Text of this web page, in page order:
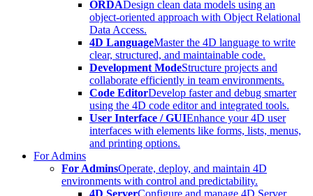
ORDADesign clean data models using an
object-oriented approach with Object Relational
Data Access.
4D LanguageMaster the 4D language to write
clear, structured, and maintainable code.
Development ModeStructure projects and
collaborate efficiently in team environments.
Code EditorDevelop faster and debug smarter
using the 4D code editor and integrated tools.
User Interface / GUIEnhance your 4D user
interfaces with elements like forms, lists, menus,
and printing options.
For Admins
For AdminsOperate, deploy, and maintain 4D
environments with control and predictability.
4D ServerConfigure and manage 4D Server